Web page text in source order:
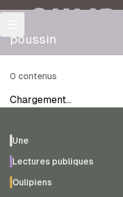
OULIPO
poussin
0 contenus
Chargement…
Une
Lectures publiques
Oulipiens